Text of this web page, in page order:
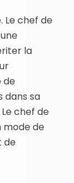
Le chef de
la
de
dans sa
chef de
mode de
de